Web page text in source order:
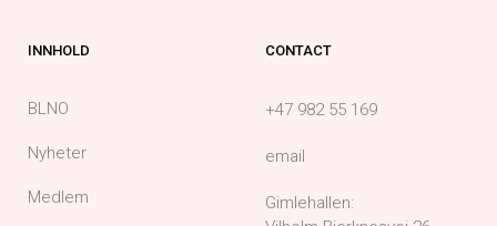
INNHOLD
BLNO
Nyheter
Medlem
CONTACT
+47 982 55 169
email
Gimlehallen: